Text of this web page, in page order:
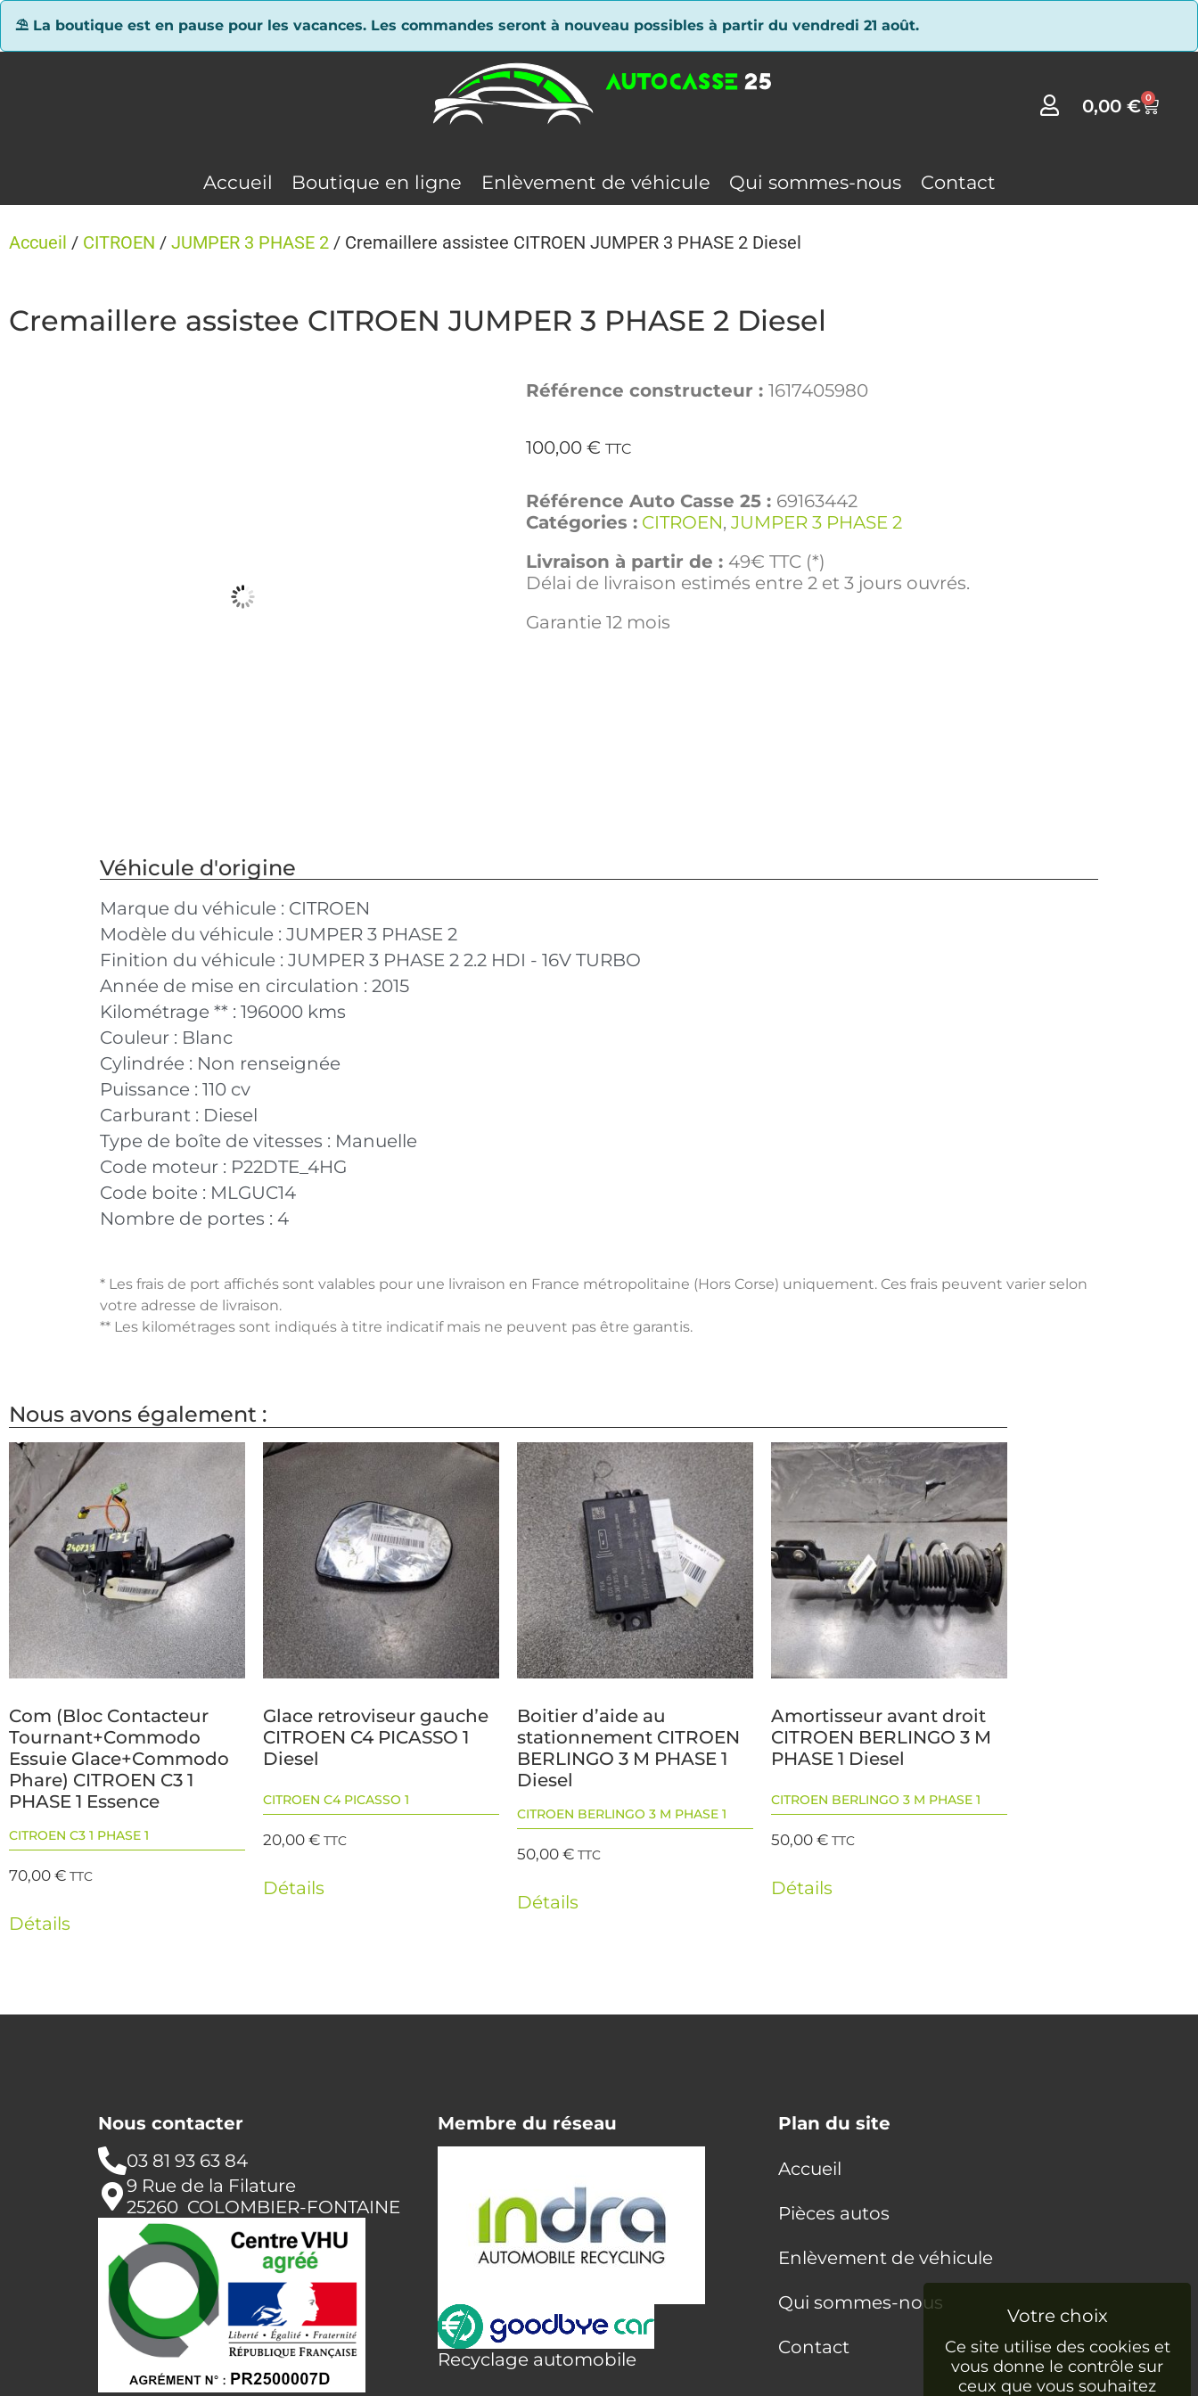
⛱ La boutique est en pause pour les vacances. Les commandes seront à nouveau possibles à partir du vendredi 21 août.
0,00€ 0
Accueil Boutique en ligne Enlèvement de véhicule Qui sommes-nous Contact
Accueil / CITROEN / JUMPER 3 PHASE 2 / Cremaillere assistee CITROEN JUMPER 3 PHASE 2 Diesel
Cremaillere assistee CITROEN JUMPER 3 PHASE 2 Diesel
Référence constructeur : 1617405980
100,00 € TTC
Référence Auto Casse 25 : 69163442
Catégories : CITROEN, JUMPER 3 PHASE 2
Livraison à partir de : 49€ TTC (*)
Délai de livraison estimés entre 2 et 3 jours ouvrés.
Garantie 12 mois
Véhicule d'origine
Marque du véhicule : CITROEN
Modèle du véhicule : JUMPER 3 PHASE 2
Finition du véhicule : JUMPER 3 PHASE 2 2.2 HDI - 16V TURBO
Année de mise en circulation : 2015
Kilométrage ** : 196000 kms
Couleur : Blanc
Cylindrée : Non renseignée
Puissance : 110 cv
Carburant : Diesel
Type de boîte de vitesses : Manuelle
Code moteur : P22DTE_4HG
Code boite : MLGUC14
Nombre de portes : 4
* Les frais de port affichés sont valables pour une livraison en France métropolitaine (Hors Corse) uniquement. Ces frais peuvent varier selon
votre adresse de livraison.
** Les kilométrages sont indiqués à titre indicatif mais ne peuvent pas être garantis.
Nous avons également :
Com (Bloc Contacteur
Tournant+Commodo
Essuie Glace+Commodo
Phare) CITROEN C3 1
PHASE 1 Essence
CITROEN C3 1 PHASE 1
70,00€ TTC
Détails
Glace retroviseur gauche
CITROEN C4 PICASSO 1
Diesel
CITROEN C4 PICASSO 1
20,00€ TTC
Détails
Boitier d’aide au
stationnement CITROEN
BERLINGO 3 M PHASE 1
Diesel
CITROEN BERLINGO 3 M PHASE 1
50,00€ TTC
Détails
Amortisseur avant droit
CITROEN BERLINGO 3 M
PHASE 1 Diesel
CITROEN BERLINGO 3 M PHASE 1
50,00€ TTC
Détails
Nous contacter
03 81 93 63 84
9 Rue de la Filature
25260 COLOMBIER-FONTAINE
Membre du réseau
Recyclage automobile
Plan du site
Accueil
Pièces autos
Enlèvement de véhicule
Qui sommes-nous
Contact
Panneau de gestion des cookies
Ce site utilise des cookies et
vous donne le contrôle sur
ceux que vous souhaitez